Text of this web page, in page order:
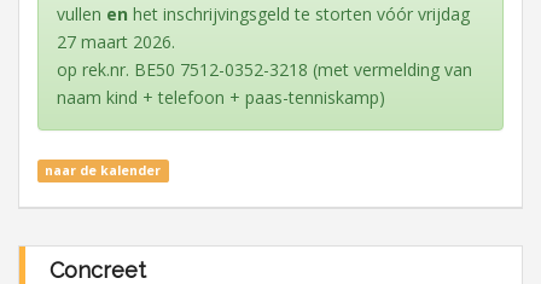
vullen en het inschrijvingsgeld te storten vóór vrijdag
27 maart 2026.
op rek.nr. BE50 7512-0352-3218 (met vermelding van
naam kind + telefoon + paas-tenniskamp)
naar de kalender
Concreet